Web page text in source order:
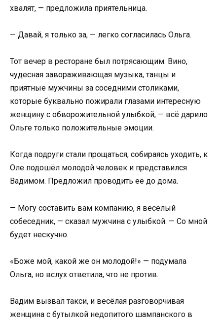
хвалят, — предложила приятельница.
— Давай, я только за, — легко согласилась Ольга.
Тот вечер в ресторане был потрясающим. Вино,
чудесная завораживающая музыка, танцы и
приятные мужчины за соседними столиками,
которые буквально пожирали глазами интересную
женщину с обворожительной улыбкой, — всё дарило
Ольге только положительные эмоции.
Когда подруги стали прощаться, собираясь уходить, к
Оле подошёл молодой человек и представился
Вадимом. Предложил проводить её до дома.
— Могу составить вам компанию, я весёлый
собеседник, — сказал мужчина с улыбкой. — Со мной
будет нескучно.
«Боже мой, какой же он молодой!» — подумала
Ольга, но вслух ответила, что не против.
Вадим вызвал такси, и весёлая разговорчивая
женщина с бутылкой недопитого шампанского в